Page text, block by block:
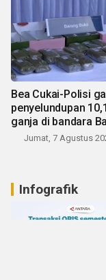
Bea Cukai-Polisi
penyelundupan
ganja di bandara
Jumat, 7 Agustus
Infografik